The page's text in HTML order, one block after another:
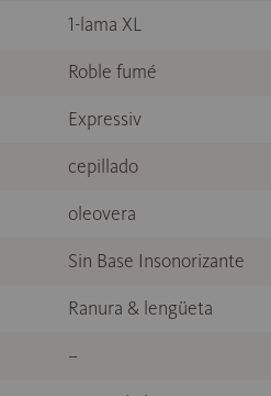
1-lama XL
Roble fumé
Expressiv
cepillado
oleovera
Sin Base Insonorizante
Ranura & lengüeta
–